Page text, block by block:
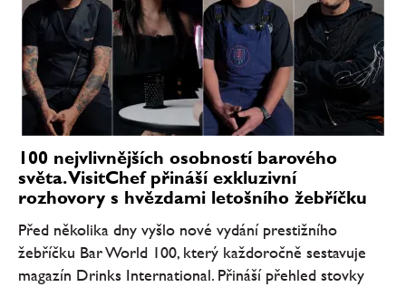
100 nejvlivnějších osobností barového
světa. VisitChef přináší exkluzivní
rozhovory s hvězdami letošního žebříčku
Před několika dny vyšlo nové vydání prestižního
žebříčku Bar World 100, který každoročně sestavuje
magazín Drinks International. Přináší přehled stovky